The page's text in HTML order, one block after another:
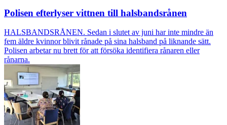
Polisen efterlyser vittnen till halsbandsrånen
HALSBANDSRÅNEN. Sedan i slutet av juni har inte mindre än
fem äldre kvinnor blivit rånade på sina halsband på liknande sätt.
Polisen arbetar nu brett för att försöka identifiera rånaren eller
rånarna.